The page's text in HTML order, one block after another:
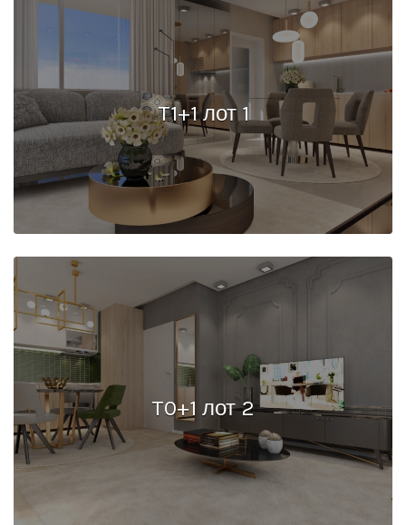
T1+1 лот 1
T0+1 лот 2